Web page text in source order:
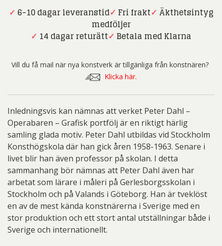
✓ 6-10 dagar leveranstid✓ Fri frakt✓ Äkthetsintyg
medföljer
✓ 14 dagar returätt✓ Betala med Klarna
Vill du få mail när nya konstverk är tillgänliga från konstnären?
Klicka här.
Inledningsvis kan nämnas att verket Peter Dahl –
Operabaren – Grafisk portfölj är en riktigt härlig
samling glada motiv. Peter Dahl utbildas vid Stockholm
Konsthögskola där han gick åren 1958-1963. Senare i
livet blir han även professor på skolan. I detta
sammanhang bör nämnas att Peter Dahl även har
arbetat som lärare i måleri på Gerlesborgsskolan i
Stockholm och på Valands i Göteborg. Han är tveklöst
en av de mest kända konstnärerna i Sverige med en
stor produktion och ett stort antal utställningar både i
Sverige och internationellt.